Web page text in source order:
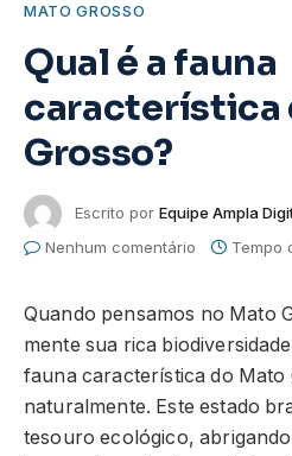
MATO GROSSO
Qual é a fauna
característica
Grosso?
Escrito por Equipe Ampla
Nenhum comentário
Tempo
Quando pensamos no Mato
mente sua rica
fauna característica do Mato
naturalmente. Este estado
tesouro ecológico,